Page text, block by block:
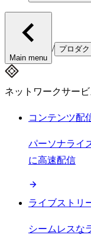
Main menu
/ プロダク
ネットワークサービ
コンテンツ配
パーソナライ
に高速配信
ライブストリ
シームレスな